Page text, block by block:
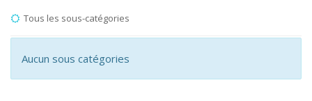
Tous les sous-catégories
Aucun sous catégories